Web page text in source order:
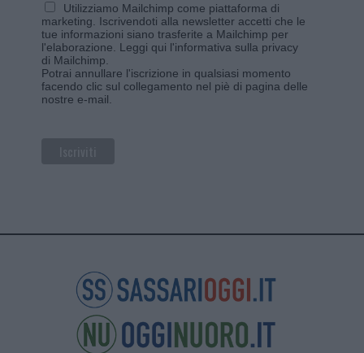
Utilizziamo Mailchimp come piattaforma di
marketing. Iscrivendoti alla newsletter accetti che le
tue informazioni siano trasferite a Mailchimp per
l'elaborazione. Leggi qui l'informativa sulla privacy
di Mailchimp
Potrai annullare l'iscrizione in qualsiasi momento
facendo clic sul collegamento nel piè di pagina delle
nostre e-mail.